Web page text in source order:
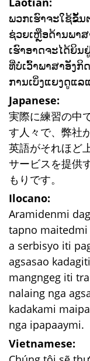
ພວກເຮົາຈະໃຊ້ຂັ້
ຊ່ວຍເຫຼືອດ້ານພາ
ເຮົາອາດຈະໄດ້ຍິ
ທີ່ບໍ່ເວົ້າພາສາອັງກິ
ການເບິ່ງແຍງດູແ
Japanese:
実際に練習の中
す人々で、弊社
英語がそれほど
サービスを提供
もりです。
Ilocano:
Aramidenmi
tapno maitedmi
a serbisyo iti
agsasao
mangngeg iti
nalaing nga
kadakami
nga ipapaaymi.
Vietnamese: